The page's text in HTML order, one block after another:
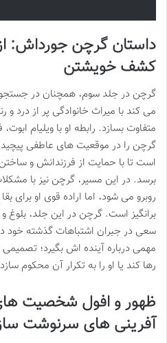
داستان گرچن جورداش:
کشف خویشتن
گرچن در جلد سوم، همچنان در
می کند با میراث خانوادگی پر از درد و
متفاوت بسازد. رابطه او با ویلیام
گرچن را در موقعیت های عاطفی
است تا با حمایت از فرزندانش و
برسد. در این مسیر، گرچن نیز با
روبرو می شود، اما اراده قوی او برای
برانگیز است. گرچن در این جلد، بلوغ
سعی در جبران اشتباهات گذشته خود
مهمی درباره آینده اش بگیرد؛ تصمیمی
رها کند یا او را به تکرار آن محکوم
ظهور و افول شخصیت
آفرینی های سرنوشت